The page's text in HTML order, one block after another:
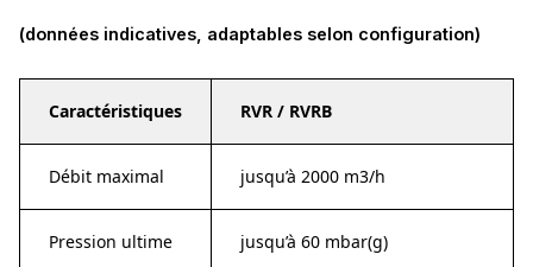
(données indicatives, adaptables selon configuration)
Caractéristiques RVR / RVRB
Débit maximal jusqu’à 2000 m3/h
Pression ultime jusqu’à 60 mbar(g)